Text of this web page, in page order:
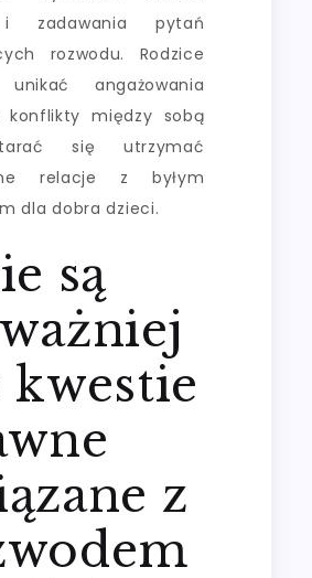
zadawania pytań
rozwodu. Rodzice
unikać angażowania
konflikty między sobą
się utrzymać
relacje z byłym
dla dobra dzieci.
są
kwestie
z